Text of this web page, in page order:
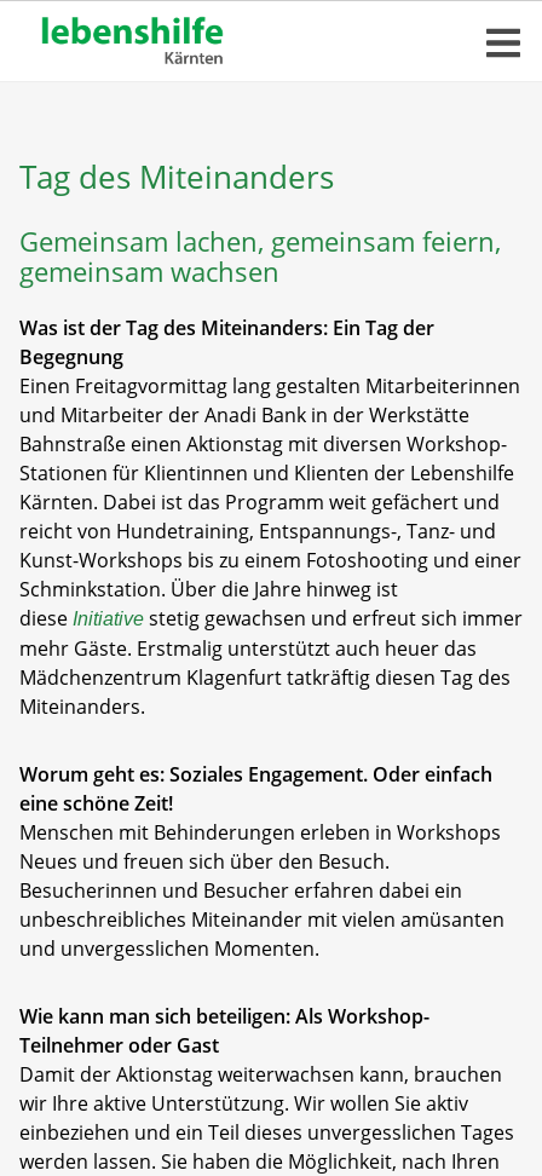
Tag des Miteinanders
Gemeinsam lachen, gemeinsam feiern,
gemeinsam wachsen
Was ist der Tag des Miteinanders: Ein Tag der
Begegnung
Einen Freitagvormittag lang gestalten Mitarbeiterinnen
und Mitarbeiter der Anadi Bank in der Werkstätte
Bahnstraße einen Aktionstag mit diversen Workshop-
Stationen für Klientinnen und Klienten der Lebenshilfe
Kärnten. Dabei ist das Programm weit gefächert und
reicht von Hundetraining, Entspannungs-, Tanz- und
Kunst-Workshops bis zu einem Fotoshooting und einer
Schminkstation. Über die Jahre hinweg ist
diese Initiative stetig gewachsen und erfreut sich immer
mehr Gäste. Erstmalig unterstützt auch heuer das
Mädchenzentrum Klagenfurt tatkräftig diesen Tag des
Miteinanders.
Worum geht es: Soziales Engagement. Oder einfach
eine schöne Zeit!
Menschen mit Behinderungen erleben in Workshops
Neues und freuen sich über den Besuch.
Besucherinnen und Besucher erfahren dabei ein
unbeschreibliches Miteinander mit vielen amüsanten
und unvergesslichen Momenten.
Wie kann man sich beteiligen: Als Workshop-
Teilnehmer oder Gast
Damit der Aktionstag weiterwachsen kann, brauchen
wir Ihre aktive Unterstützung. Wir wollen Sie aktiv
einbeziehen und ein Teil dieses unvergesslichen Tages
werden lassen. Sie haben die Möglichkeit, nach Ihren